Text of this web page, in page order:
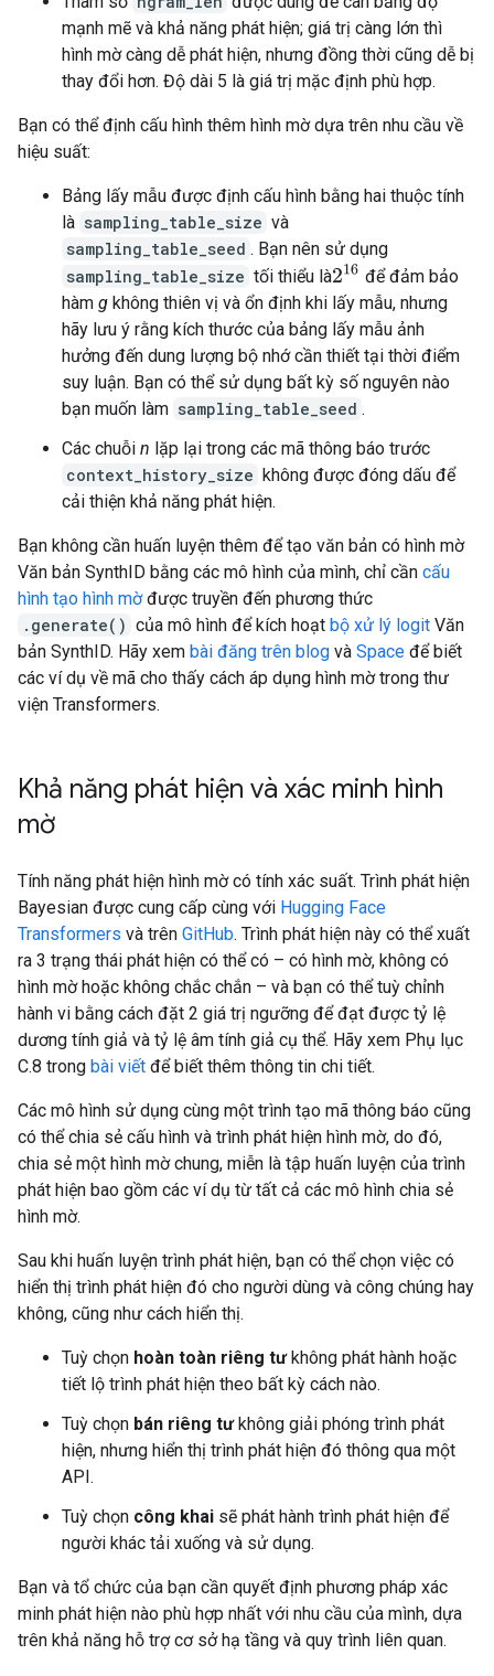
mạnh mẽ và khả năng phát hiện; giá trị càng lớn thì
hình mờ càng dễ phát hiện, nhưng đồng thời cũng dễ bị
thay đổi hơn. Độ dài 5 là giá trị mặc định phù hợp.
Bạn có thể định cấu hình thêm hình mờ dựa trên nhu cầu về
hiệu suất:
Bảng lấy mẫu được định cấu hình bằng hai thuộc tính
là sampling_table_size và
sampling_table_seed . Bạn nên sử dụng
sampling_table_size tối thiểu là216 để đảm bảo
hàm g không thiên vị và ổn định khi lấy mẫu, nhưng
hãy lưu ý rằng kích thước của bảng lấy mẫu ảnh
hưởng đến dung lượng bộ nhớ cần thiết tại thời điểm
suy luận. Bạn có thể sử dụng bất kỳ số nguyên nào
bạn muốn làm sampling_table_seed .
Các chuỗi n lặp lại trong các mã thông báo trước
context_history_size không được đóng dấu để
cải thiện khả năng phát hiện.
Bạn không cần huấn luyện thêm để tạo văn bản có hình mờ
Văn bản SynthID bằng các mô hình của mình, chỉ cần cấu
hình tạo hình mờđược truyền đến phương thức
.generate() của mô hình để kích hoạt bộ xử lý logit Văn
bản SynthID. Hãy xem bài đăng trên blog và Space để biết
các ví dụ về mã cho thấy cách áp dụng hình mờ trong thư
viện Transformers.
Khả năng phát hiện và xác minh hình
mờ
Tính năng phát hiện hình mờ có tính xác suất. Trình phát hiện
Bayesian được cung cấp cùng với Hugging Face
Transformers và trên GitHub. Trình phát hiện này có thể xuất
ra 3 trạng thái phát hiện có thể có – có hình mờ, không có
hình mờ hoặc không chắc chắn – và bạn có thể tuỳ chỉnh
hành vi bằng cách đặt 2 giá trị ngưỡng để đạt được tỷ lệ
dương tính giả và tỷ lệ âm tính giả cụ thể. Hãy xem Phụ lục
C.8 trong bài viết để biết thêm thông tin chi tiết.
Các mô hình sử dụng cùng một trình tạo mã thông báo cũng
có thể chia sẻ cấu hình và trình phát hiện hình mờ, do đó,
chia sẻ một hình mờ chung, miễn là tập huấn luyện của trình
phát hiện bao gồm các ví dụ từ tất cả các mô hình chia sẻ
hình mờ.
Sau khi huấn luyện trình phát hiện, bạn có thể chọn việc có
hiển thị trình phát hiện đó cho người dùng và công chúng hay
không, cũng như cách hiển thị.
Tuỳ chọn hoàn toàn riêng tưkhông phát hành hoặc
tiết lộ trình phát hiện theo bất kỳ cách nào.
Tuỳ chọn bán riêng tưkhông giải phóng trình phát
hiện, nhưng hiển thị trình phát hiện đó thông qua một
API.
Tuỳ chọn công khai sẽ phát hành trình phát hiện để
người khác tải xuống và sử dụng.
Bạn và tổ chức của bạn cần quyết định phương pháp xác
minh phát hiện nào phù hợp nhất với nhu cầu của mình, dựa
trên khả năng hỗ trợ cơ sở hạ tầng và quy trình liên quan.